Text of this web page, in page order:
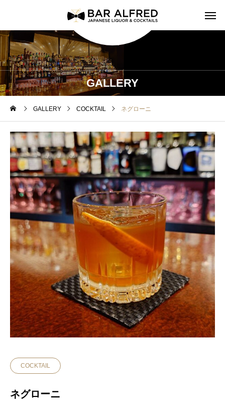
GALLERY
GALLERY COCKTAIL ネグローニ
COCKTAIL
ネグローニ